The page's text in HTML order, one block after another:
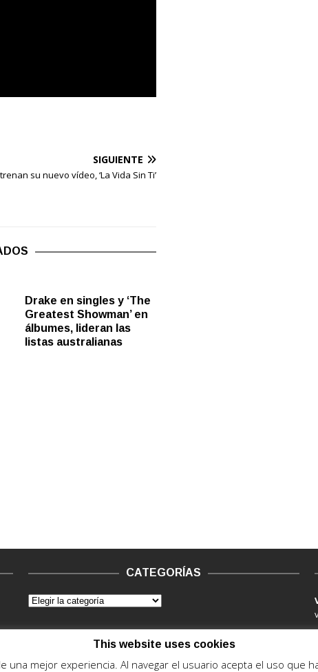
SIGUIENTE
su nuevo vídeo, ‘La Vida Sin Ti’
Drake en singles y ‘The
Greatest Showman’ en
álbumes, lideran las
listas australianas
CATEGORÍAS
This website uses cookies
una mejor experiencia. Al navegar el usuario acepta el uso que